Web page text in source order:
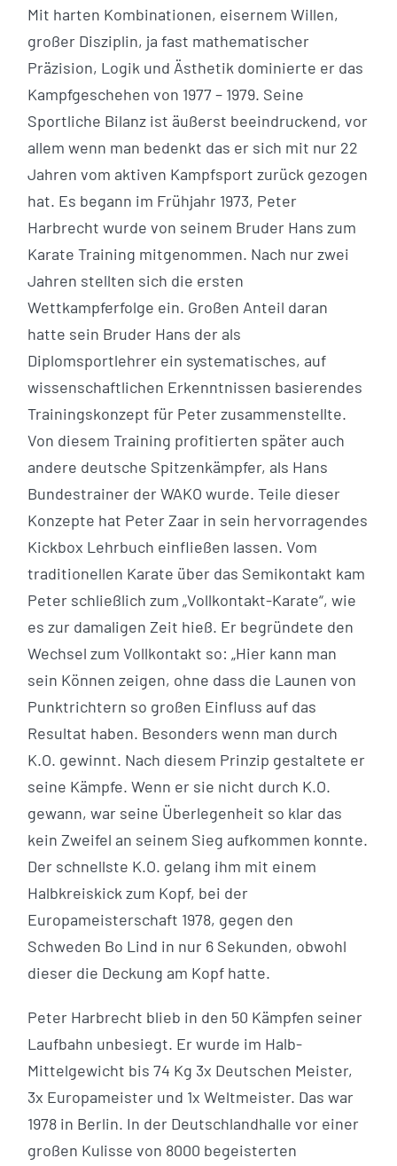
Mit harten Kombinationen, eisernem Willen,
großer Disziplin, ja fast mathematischer
Präzision, Logik und Ästhetik dominierte er das
Kampfgeschehen von 1977 – 1979. Seine
Sportliche Bilanz ist äußerst beeindruckend, vor
allem wenn man bedenkt das er sich mit nur 22
Jahren vom aktiven Kampfsport zurück gezogen
hat. Es begann im Frühjahr 1973, Peter
Harbrecht wurde von seinem Bruder Hans zum
Karate Training mitgenommen. Nach nur zwei
Jahren stellten sich die ersten
Wettkampferfolge ein. Großen Anteil daran
hatte sein Bruder Hans der als
Diplomsportlehrer ein systematisches, auf
wissenschaftlichen Erkenntnissen basierendes
Trainingskonzept für Peter zusammenstellte.
Von diesem Training profitierten später auch
andere deutsche Spitzenkämpfer, als Hans
Bundestrainer der WAKO wurde. Teile dieser
Konzepte hat Peter Zaar in sein hervorragendes
Kickbox Lehrbuch einfließen lassen. Vom
traditionellen Karate über das Semikontakt kam
Peter schließlich zum „Vollkontakt-Karate“, wie
es zur damaligen Zeit hieß. Er begründete den
Wechsel zum Vollkontakt so: „Hier kann man
sein Können zeigen, ohne dass die Launen von
Punktrichtern so großen Einfluss auf das
Resultat haben. Besonders wenn man durch
K.O. gewinnt. Nach diesem Prinzip gestaltete er
seine Kämpfe. Wenn er sie nicht durch K.O.
gewann, war seine Überlegenheit so klar das
kein Zweifel an seinem Sieg aufkommen konnte.
Der schnellste K.O. gelang ihm mit einem
Halbkreiskick zum Kopf, bei der
Europameisterschaft 1978, gegen den
Schweden Bo Lind in nur 6 Sekunden, obwohl
dieser die Deckung am Kopf hatte.
Peter Harbrecht blieb in den 50 Kämpfen seiner
Laufbahn unbesiegt. Er wurde im Halb-
Mittelgewicht bis 74 Kg 3x Deutschen Meister,
3x Europameister und 1x Weltmeister. Das war
1978 in Berlin. In der Deutschlandhalle vor einer
großen Kulisse von 8000 begeisterten